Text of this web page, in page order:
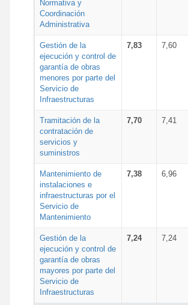
Normativa y
Coordinación
Administrativa
Gestión de la
ejecución y control de
garantía de obras
menores por parte del
Servicio de
Infraestructuras
7,83 7,60
Tramitación de la
contratación de
servicios y
suministros
7,70 7,41
Mantenimiento de
instalaciones e
infraestructuras por el
Servicio de
Mantenimiento
7,38 6,96
Gestión de la
ejecución y control de
garantía de obras
mayores por parte del
Servicio de
Infraestructuras
7,24 7,24